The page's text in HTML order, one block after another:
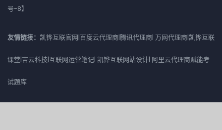
号-8】
友情链接： 凯铧互联官网|百度云代理商|腾讯代理商| 万网代理商|凯铧互联
课堂|吉云科技|互联网运营笔记| 凯铧互联网站设计| 阿里云代理商赋能考
试题库